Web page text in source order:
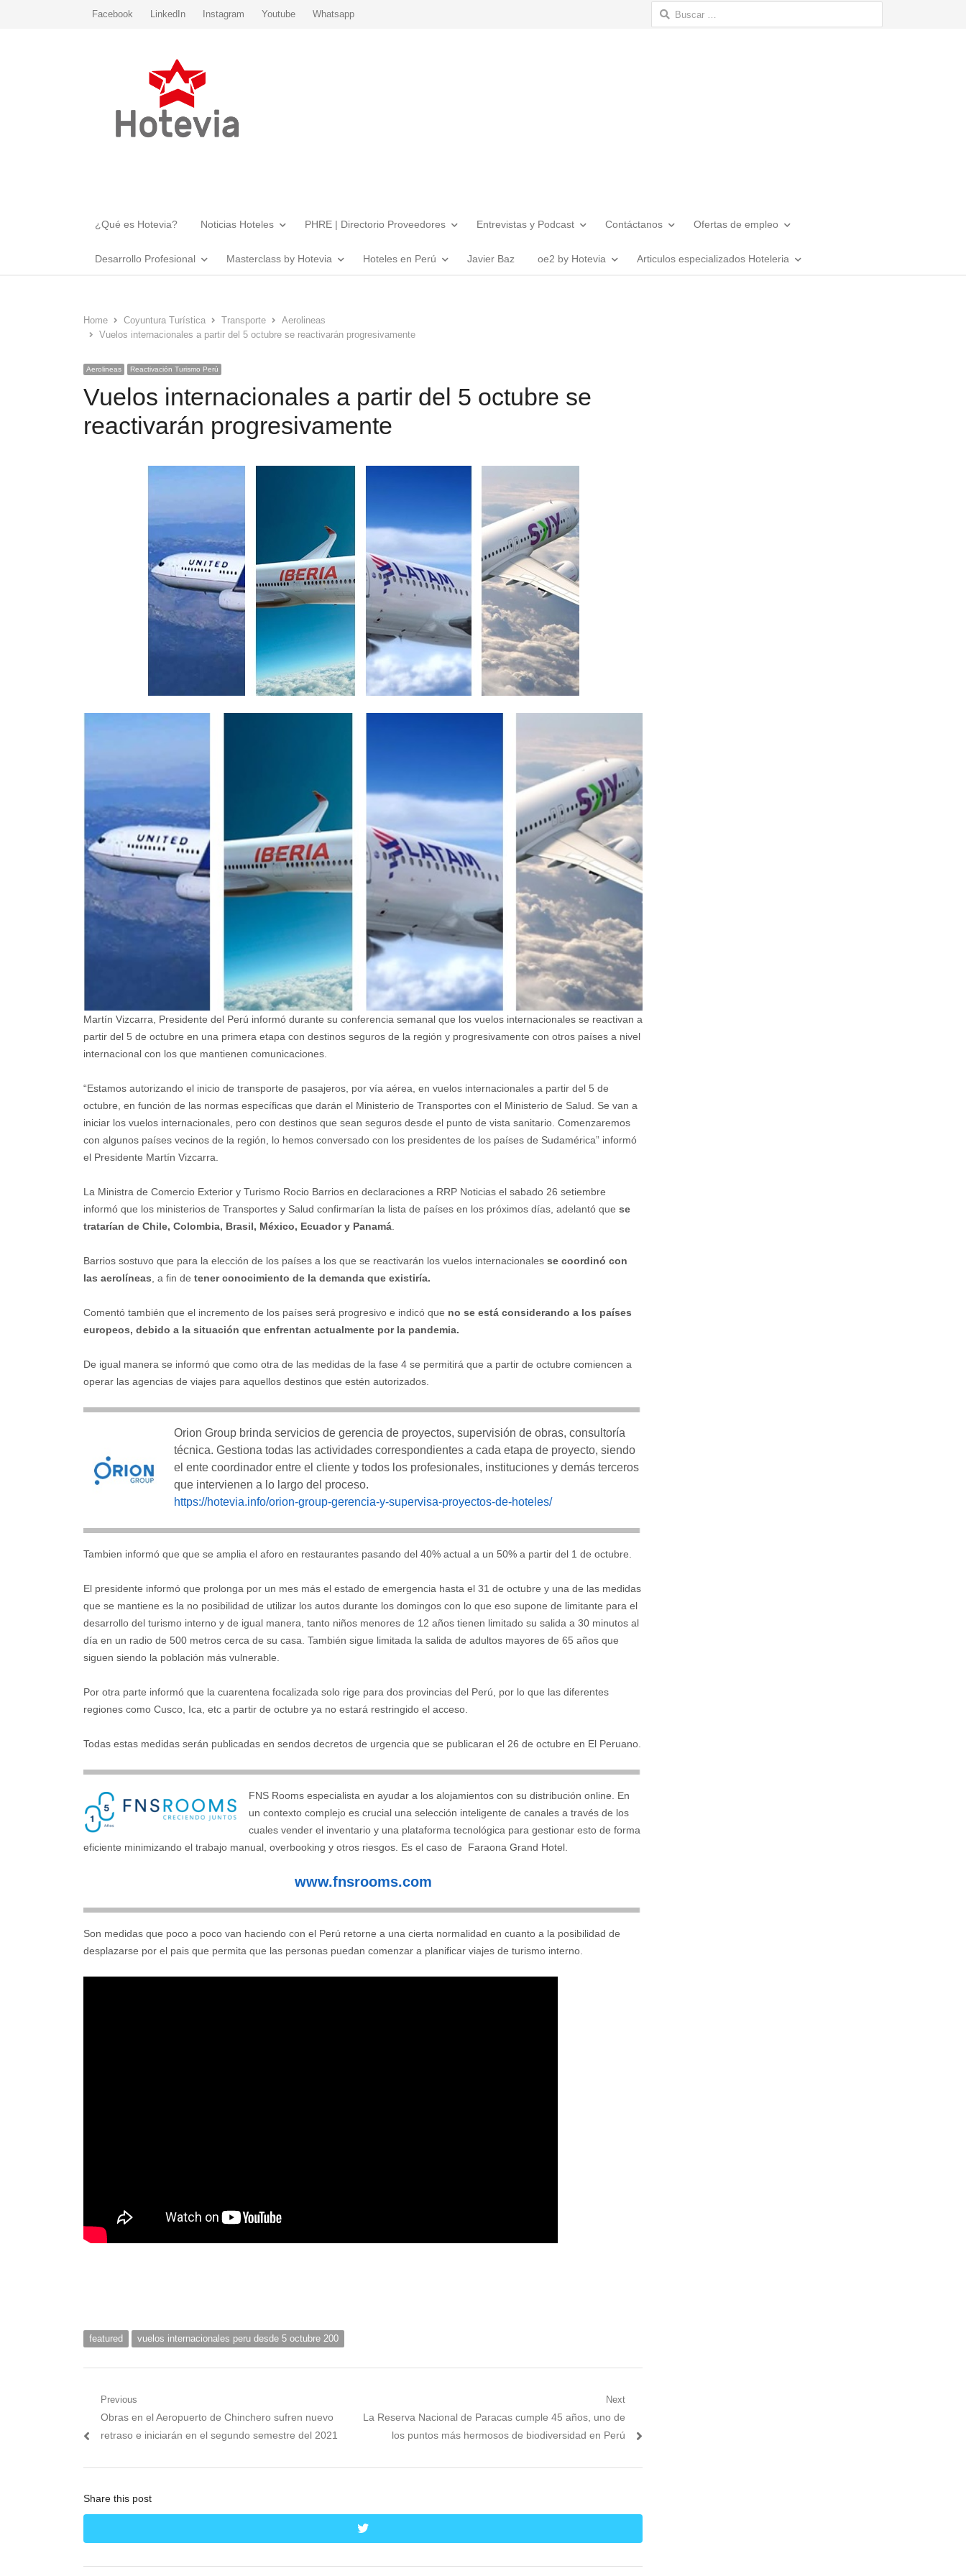
Facebook LinkedIn Instagram Youtube Whatsapp Buscar:
¿Qué es Hotevia? Noticias Hoteles PHRE | Directorio Proveedores Entrevistas y Podcast Contáctanos Ofertas de empleo
Desarrollo Profesional Masterclass by Hotevia Hoteles en Perú Javier Baz oe2 by Hotevia Articulos especializados Hoteleria
Home Coyuntura Turística Transporte
Aerolineas
Vuelos internacionales a partir del 5 octubre se reactivarán progresivamente
Aerolineas Reactivación Turismo Perú
Vuelos internacionales a partir del 5 octubre se
reactivarán progresivamente
Martín Vizcarra, Presidente del Perú informó durante su conferencia semanal que los vuelos internacionales se reactivan a
partir del 5 de octubre en una primera etapa con destinos seguros de la región y progresivamente con otros países a nivel
internacional con los que mantienen comunicaciones.
“Estamos autorizando el inicio de transporte de pasajeros, por vía aérea, en vuelos internacionales a partir del 5 de
octubre, en función de las normas específicas que darán el Ministerio de Transportes con el Ministerio de Salud. Se van a
iniciar los vuelos internacionales, pero con destinos que sean seguros desde el punto de vista sanitario. Comenzaremos
con algunos países vecinos de la región, lo hemos conversado con los presidentes de los países de Sudamérica” informó
el Presidente Martín Vizcarra.
La Ministra de Comercio Exterior y Turismo Rocio Barrios en declaraciones a RRP Noticias el sabado 26 setiembre
informó que los ministerios de Transportes y Salud confirmarían la lista de países en los próximos días, adelantó que se
tratarían de Chile, Colombia, Brasil, México, Ecuador y Panamá
Barrios sostuvo que para la elección de los países a los que se reactivarán los vuelos internacionales se coordinó con
las aerolíneas , a fin de tener conocimiento de la demanda que existiría.
Comentó también que el incremento de los países será progresivo e indicó que no se está considerando a los países
europeos, debido a la situación que enfrentan actualmente por la pandemia.
De igual manera se informó que como otra de las medidas de la fase 4 se permitirá que a partir de octubre comiencen a
operar las agencias de viajes para aquellos destinos que estén autorizados.
Orion Group brinda servicios de gerencia de proyectos, supervisión de obras, consultoría
técnica. Gestiona todas las actividades correspondientes a cada etapa de proyecto, siendo
el ente coordinador entre el cliente y todos los profesionales, instituciones y demás terceros
que intervienen a lo largo del proceso.
https://hotevia.info/orion-group-gerencia-y-supervisa-proyectos-de-hoteles/
Tambien informó que que se amplia el aforo en restaurantes pasando del 40% actual a un 50% a partir del 1 de octubre.
El presidente informó que prolonga por un mes más el estado de emergencia hasta el 31 de octubre y una de las medidas
que se mantiene es la no posibilidad de utilizar los autos durante los domingos con lo que eso supone de limitante para el
desarrollo del turismo interno y de igual manera, tanto niños menores de 12 años tienen limitado su salida a 30 minutos al
día en un radio de 500 metros cerca de su casa. También sigue limitada la salida de adultos mayores de 65 años que
siguen siendo la población más vulnerable.
Por otra parte informó que la cuarentena focalizada solo rige para dos provincias del Perú, por lo que las diferentes
regiones como Cusco, Ica, etc a partir de octubre ya no estará restringido el acceso.
Todas estas medidas serán publicadas en sendos decretos de urgencia que se publicaran el 26 de octubre en El Peruano.
FNS Rooms especialista en ayudar a los alojamientos con su distribución online. En
un contexto complejo es crucial una selección inteligente de canales a través de los
cuales vender el inventario y una plataforma tecnológica para gestionar esto de forma
eficiente minimizando el trabajo manual, overbooking y otros riesgos. Es el caso de Faraona Grand Hotel.
www.fnsrooms.com
Son medidas que poco a poco van haciendo con el Perú retorne a una cierta normalidad en cuanto a la posibilidad de
desplazarse por el pais que permita que las personas puedan comenzar a planificar viajes de turismo interno.
featured vuelos internacionales peru desde 5 octubre 200
Navegación
de
Previous
Previous
post:
Obras en el Aeropuerto de Chinchero sufren nuevo
retraso e iniciarán en el segundo semestre del 2021
Next
Next
La Reserva Nacional de Paracas cumple 45 años, uno de
los puntos más hermosos de biodiversidad en Perú
Share this post
twitter